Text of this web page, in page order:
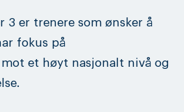
3 er trenere som ønsker å
fokus på
et høyt nasjonalt nivå og